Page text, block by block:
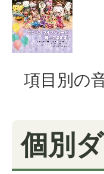
項目別の
個別